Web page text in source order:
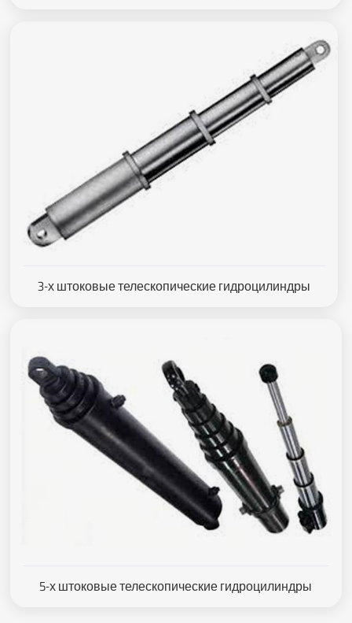
3-х штоковые телескопические гидроцилиндры
5-х штоковые телескопические гидроцилиндры